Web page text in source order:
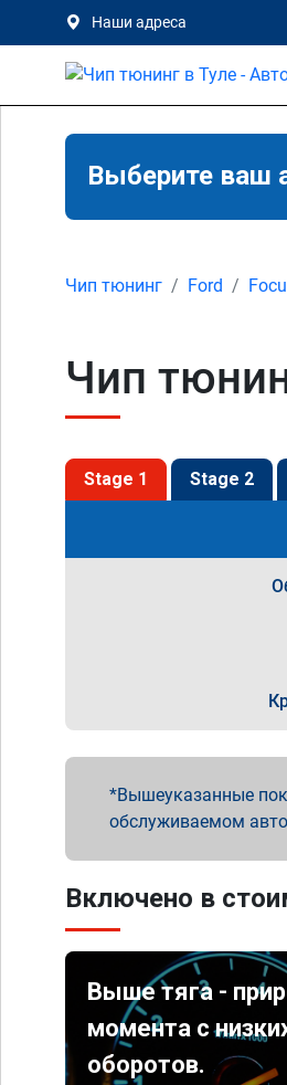
Наши адреса
Выберите ваш
Чип тюнинг Ford
Чип
Stage 1 Stage 2
Вышеуказанные
обслуживаемом
Включено в
Выше тяга -
момента с
оборотов.